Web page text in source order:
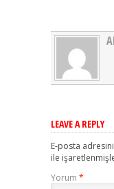
LEAVE A REPLY
E-posta
ile
Yorum *